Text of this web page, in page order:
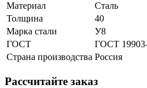
Материал
Сталь
Толщина
40
Марка стали
У8
ГОСТ
ГОСТ
Страна производства Россия
Рассчитайте заказ